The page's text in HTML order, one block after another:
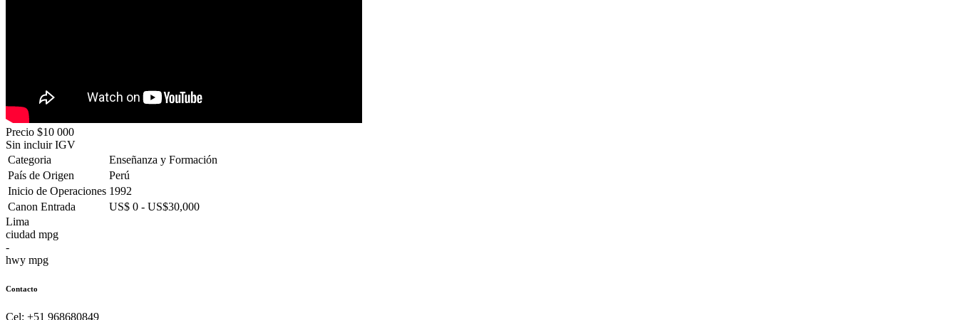
Precio $10 000
Sin incluir IGV
Categoria
Enseñanza y Formación
País de Origen
Perú
Inicio de Operaciones 1992
Canon Entrada
US$ 0 - US$30,000
Lima
ciudad mpg
-
hwy mpg
Contacto
Cel: +51 968680849